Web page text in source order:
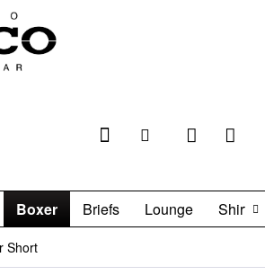
Boxer Briefs Lounge Shirts
Short